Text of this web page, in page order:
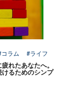
コラム #ライフ
れたあなたへ。
るためのシンプ